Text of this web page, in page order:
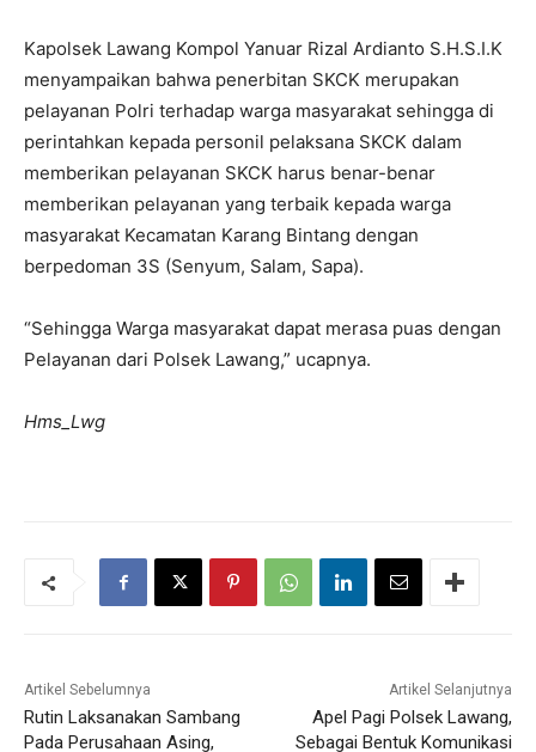
Kapolsek Lawang Kompol Yanuar Rizal Ardianto S.H.S.I.K
menyampaikan bahwa penerbitan SKCK merupakan
pelayanan Polri terhadap warga masyarakat sehingga di
perintahkan kepada personil pelaksana SKCK dalam
memberikan pelayanan SKCK harus benar-benar
memberikan pelayanan yang terbaik kepada warga
masyarakat Kecamatan Karang Bintang dengan
berpedoman 3S (Senyum, Salam, Sapa).
“Sehingga Warga masyarakat dapat merasa puas dengan
Pelayanan dari Polsek Lawang,” ucapnya.
Hms_Lwg
Artikel Sebelumnya
Rutin Laksanakan Sambang
Pada Perusahaan Asing,
Artikel Selanjutnya
Apel Pagi Polsek Lawang,
Sebagai Bentuk Komunikasi